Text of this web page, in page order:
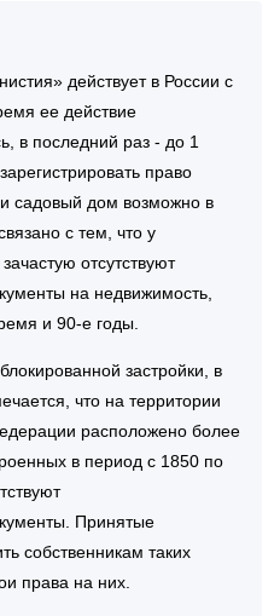
действует в России с
ее действие
в последний раз - до 1
право
садовый дом возможно в
с тем, что у
отсутствуют
на недвижимость,
и 90-е годы.
застройки, в
что на территории
расположено более
в период с 1850 по
Принятые
собственникам таких
права на них.